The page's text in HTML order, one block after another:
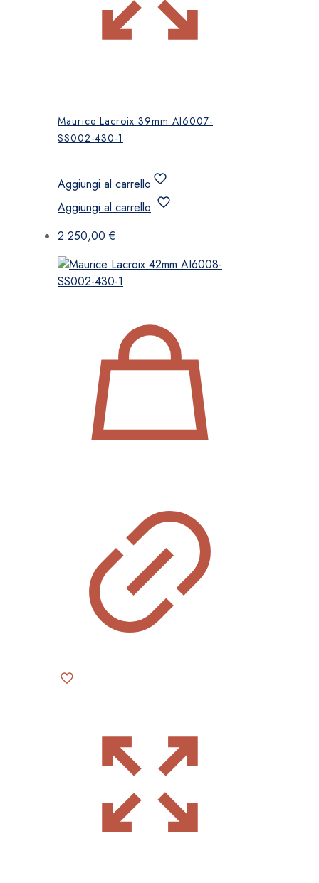
Maurice Lacroix 39mm AI6007-
SS002-430-1
Aggiungi al carrello
Aggiungi al carrello
2.250,00€